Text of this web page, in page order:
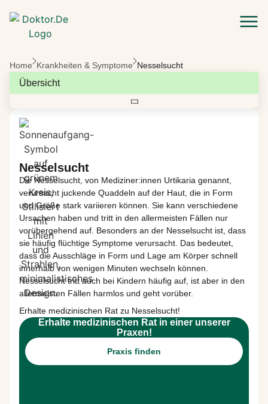
Home Krankheiten & Symptome Nesselsucht
Nesselsucht
DieNesselsucht , von Mediziner:innen Urtikaria genannt,
verursacht juckende Quaddeln auf der Haut , die in Form
und Größe stark variieren können. Sie kann verschiedene
Ursachen haben und tritt in den allermeisten Fällen nur
vorübergehend auf. Besonders an der Nesselsucht ist , dass
sie häufig flüchtige Symptome verursacht Das bedeutet,
dass die Ausschläge in Form und Lage am Körper schnell
innerhalb von wenigen Minuten wechseln können.
Nesselsucht tritt auch bei Kindern häufig auf, ist aber in den
allermeisten Fällen harmlos und geht vorüber.
Erhalte medizinischen Rat zu Nesselsucht!
Erhalte medizinischen Rat in einer unserer
Praxen!
Praxis finden
Übersicht